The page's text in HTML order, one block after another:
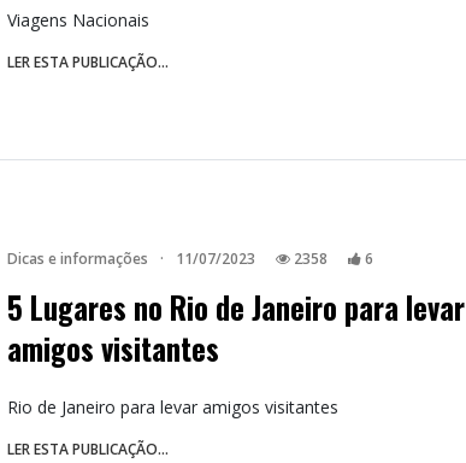
Viagens Nacionais
LER ESTA PUBLICAÇÃO...
Dicas e informações · 11/07/2023 2358 6
5 Lugares no Rio de Janeiro para levar
amigos visitantes
Rio de Janeiro para levar amigos visitantes
LER ESTA PUBLICAÇÃO...